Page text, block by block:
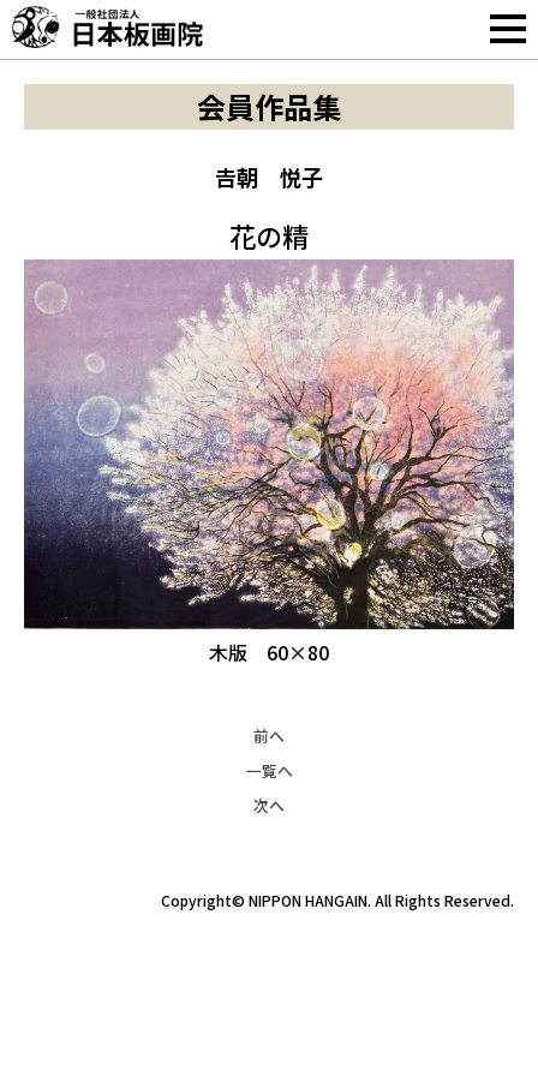
会員作品集
𠮷朝 悦子
花の精
木版 60×80
前へ
一覧へ
次へ
Copyright© NIPPON HANGAIN. All Rights Reserved.